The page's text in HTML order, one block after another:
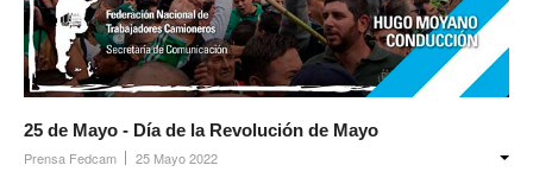
25 de Mayo - Día de la Revolución de Mayo
Prensa Fedcam 25 Mayo 2022